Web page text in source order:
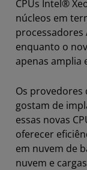
CPUs Intel®
núcleos em
processadores
enquanto o
apenas amplia
Os provedores
gostam de
essas novas
oferecer
em nuvem de
nuvem e